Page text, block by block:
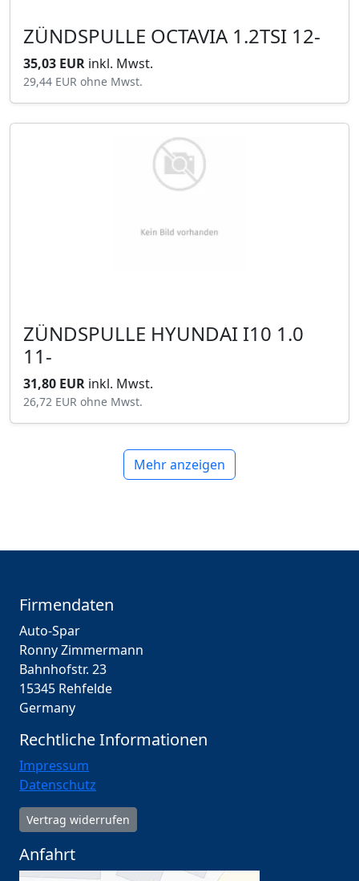
ZÜNDSPULLE OCTAVIA 1.2TSI 12-
35,03 EUR inkl. Mwst.
29,44 EUR ohne Mwst.
ZÜNDSPULLE HYUNDAI I10 1.0
11-
31,80 EUR inkl. Mwst.
26,72 EUR ohne Mwst.
Mehr anzeigen
Firmendaten
Auto-Spar
Ronny Zimmermann
Bahnhofstr. 23
15345 Rehfelde
Germany
Rechtliche Informationen
Impressum
Datenschutz
Vertrag widerrufen
Anfahrt